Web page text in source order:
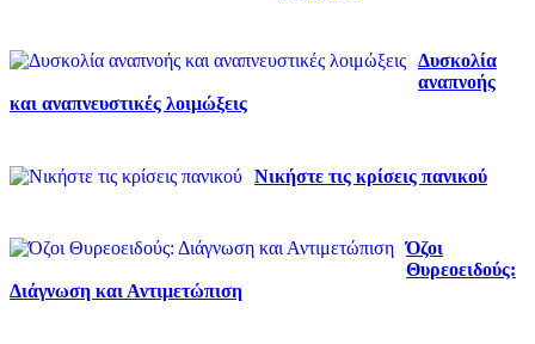
Δυσκολία
αναπνοής
και αναπνευστικές λοιμώξεις
Νικήστε τις κρίσεις πανικού
Όζοι
Θυρεοειδούς:
Διάγνωση και Αντιμετώπιση